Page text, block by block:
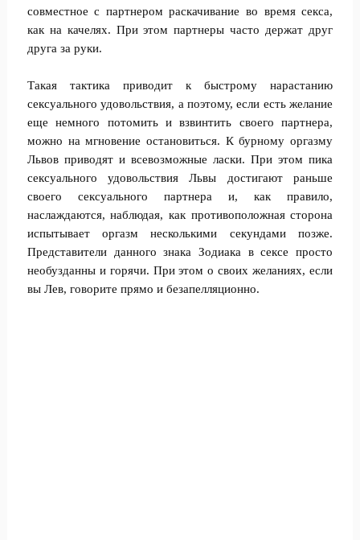
совместное с партнером раскачивание во время секса,
как на качелях. При этом партнеры часто держат друг
друга за руки.
Такая тактика приводит к быстрому нарастанию
сексуального удовольствия, а поэтому, если есть желание
еще немного потомить и взвинтить своего партнера,
можно на мгновение остановиться. К бурному оргазму
Львов приводят и всевозможные ласки. При этом пика
сексуального удовольствия Львы достигают раньше
своего сексуального партнера и, как правило,
наслаждаются, наблюдая, как противоположная сторона
испытывает оргазм несколькими секундами позже.
Представители данного знака Зодиака в сексе просто
необузданны и горячи. При этом о своих желаниях, если
вы Лев, говорите прямо и безапелляционно.